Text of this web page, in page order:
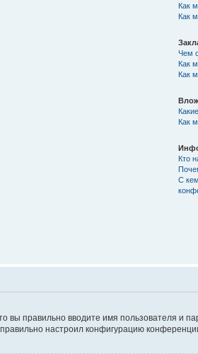
Как
Как
Чем
Как
Как
Как
Кто
С
вы правильно вводите имя пользователя
настроил конфигурацию